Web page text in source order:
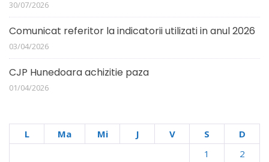
30/07/2026
Comunicat referitor la indicatorii utilizati in anul 2026
03/04/2026
CJP Hunedoara achizitie paza
01/04/2026
L Ma Mi J V S
D
1
2